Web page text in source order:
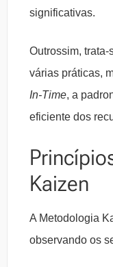
significativas.
Outrossim,
várias práticas,
In-Time, a
eficiente dos
Kaizen
A Metodologia
observando os